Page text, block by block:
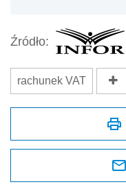
Źródło:
rachunek VAT